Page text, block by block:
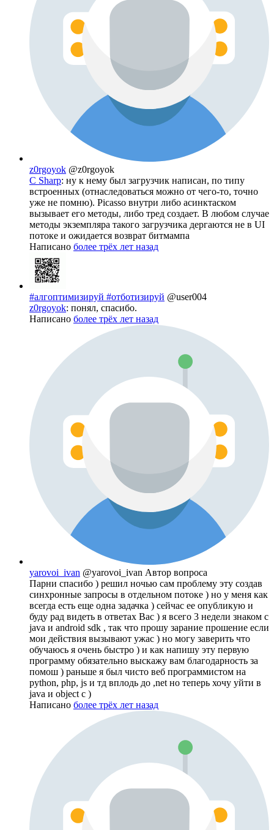
z0rgoyok @z0rgoyok
С Sharp: ну к нему был загрузчик написан, по типу
встроенных (отнаследоваться можно от чего-то, точно
уже не помню). Picasso внутри либо асинктаском
вызывает его методы, либо тред создает. В любом случае
методы экземпляра такого загрузчика дергаются не в UI
потоке и ожидается возврат битмампа
Написано более трёх лет назад
#алгоптимизируй #отботизируй @user004
z0rgoyok: понял, спасибо.
Написано более трёх лет назад
yarovoi_ivan @yarovoi_ivan Автор вопроса
Парни спасибо ) решил ночью сам проблему эту создав
синхронные запросы в отдельном потоке ) но у меня как
всегда есть еще одна задачка ) сейчас ее опубликую и
буду рад видеть в ответах Вас ) я всего 3 недели знаком с
java и android sdk , так что прошу зарание прошение если
мои действия вызывают ужас ) но могу заверить что
обучаюсь я очень быстро ) и как напишу эту первую
программу обязательно выскажу вам благодарность за
помош ) раньше я был чисто веб программистом на
python, php, js и тд вплодь до ,net но теперь хочу уйти в
java и object c )
Написано более трёх лет назад